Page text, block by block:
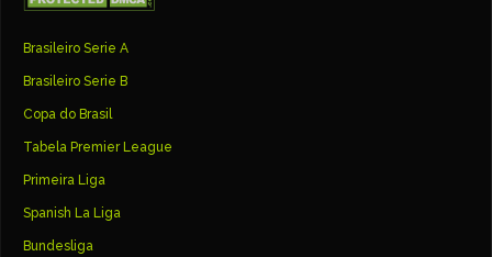
Brasileiro Serie A
Brasileiro Serie B
Copa do Brasil
Tabela Premier League
Primeira Liga
Spanish La Liga
Bundesliga